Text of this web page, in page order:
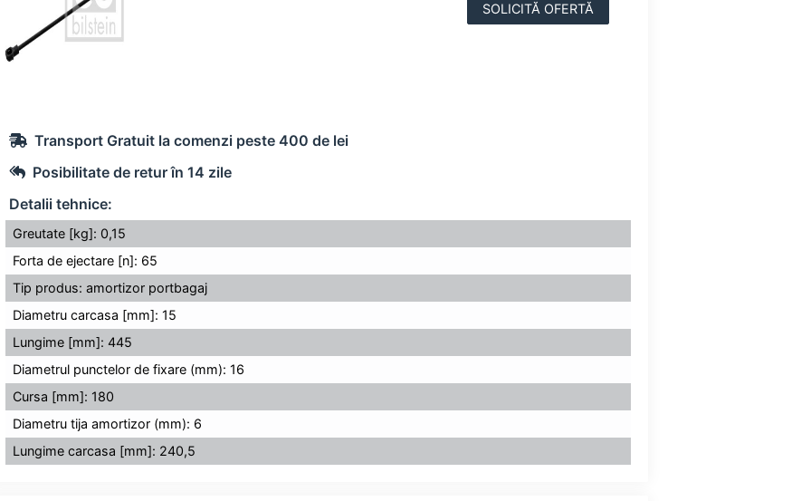
SOLICITĂ OFERTĂ
Transport Gratuit la comenzi peste 400 de lei
Posibilitate de retur în 14 zile
Detalii tehnice:
Greutate [kg]: 0,15
Forta de ejectare [n]: 65
Tip produs: amortizor portbagaj
Diametru carcasa [mm]: 15
Lungime [mm]: 445
Diametrul punctelor de fixare (mm): 16
Cursa [mm]: 180
Diametru tija amortizor (mm): 6
Lungime carcasa [mm]: 240,5